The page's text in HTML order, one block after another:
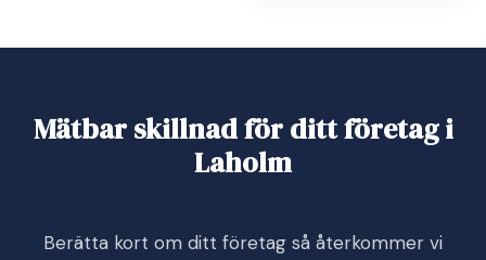
Mätbar skillnad för ditt företag i
Laholm
Berätta kort om ditt företag så återkommer vi